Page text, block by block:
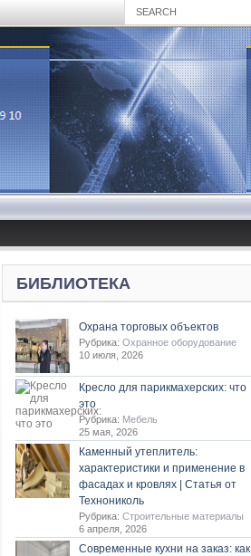
БИБЛИОТЕКА
Охрана торговых объектов
Рубрика: Охранное оборудование
10 июля, 2026
Кресло для парикмахерских: что
это
Рубрика: Мебель
25 мая, 2026
Каменный утеплитель:
характеристики и применение в
фасадах и кровлях | Статья от
Технониколь
Рубрика: Строительные материалы
6 апреля, 2026
Современные кухни на заказ: как